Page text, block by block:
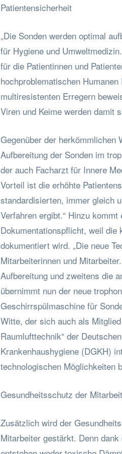
Patientensicherheit
„Die Sonden werden optimal
für Hygiene und
für die Patientinnen und
hochproblematischen
multiresistenten Erregern
Viren und Keime werden damit
Gegenüber der herkömmlichen
Aufbereitung der Sonden im
der auch Facharzt für Innere
Vorteil ist die erhöhte
standardisierten, immer gleich
Verfahren ergibt.“ Hinzu
Dokumentationspflicht, weil
dokumentiert wird. „Die neue
Mitarbeiterinnen und
Aufbereitung und zweitens die
übernimmt nun der neue
Geschirrspülmaschine für
Witte, der sich auch als
Raumlufttechnik“ der
Krankenhaushygiene (DGKH)
technologischen Möglichkeiten
Gesundheitsschutz der
Zusätzlich wird der
Mitarbeiter gestärkt. Denn